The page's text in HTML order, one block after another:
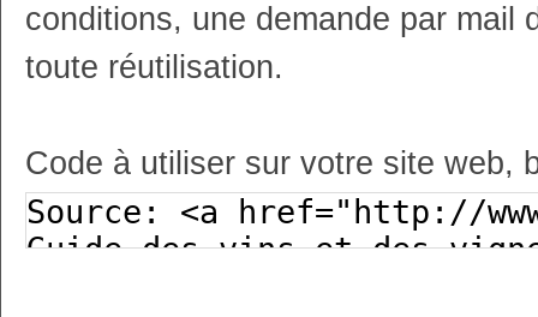
conditions, une demande par mail
toute réutilisation.
Code à utiliser sur votre site web,